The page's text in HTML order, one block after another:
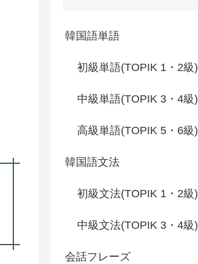
韓国語単語
初級単語(TOPIK 1・2級)
中級単語(TOPIK 3・4級)
高級単語(TOPIK 5・6級)
韓国語文法
初級文法(TOPIK 1・2級)
中級文法(TOPIK 3・4級)
会話フレーズ